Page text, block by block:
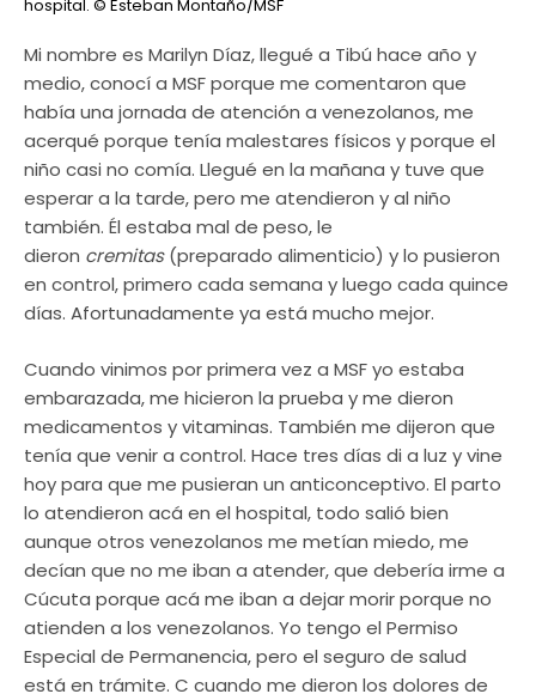
hospital. © Esteban Montaño/MSF
Mi nombre es Marilyn Díaz, llegué a Tibú hace año y
medio, conocí a MSF porque me comentaron que
había una jornada de atención a venezolanos, me
acerqué porque tenía malestares físicos y porque el
niño casi no comía. Llegué en la mañana y tuve que
esperar a la tarde, pero me atendieron y al niño
también. Él estaba mal de peso, le
dieron cremitas(preparado alimenticio) y lo pusieron
en control, primero cada semana y luego cada quince
días. Afortunadamente ya está mucho mejor.
Cuando vinimos por primera vez a MSF yo estaba
embarazada, me hicieron la prueba y me dieron
medicamentos y vitaminas. También me dijeron que
tenía que venir a control. Hace tres días di a luz y vine
hoy para que me pusieran un anticonceptivo. El parto
lo atendieron acá en el hospital, todo salió bien
aunque otros venezolanos me metían miedo, me
decían que no me iban a atender, que debería irme a
Cúcuta porque acá me iban a dejar morir porque no
atienden a los venezolanos. Yo tengo el Permiso
Especial de Permanencia, pero el seguro de salud
está en trámite. C cuando me dieron los dolores de